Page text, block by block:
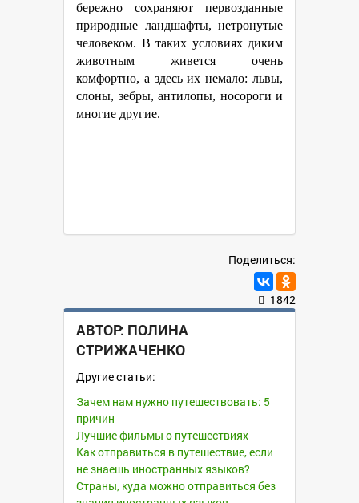
бережно сохраняют первозданные
природные ландшафты, нетронутые
человеком. В таких условиях диким
животным живется очень
комфортно, а здесь их немало: львы,
слоны, зебры, антилопы, носороги и
многие другие.
Поделиться:
1842
АВТОР: ПОЛИНА
СТРИЖАЧЕНКО
Другие статьи:
Зачем нам нужно путешествовать: 5
причин
Лучшие фильмы о путешествиях
Как отправиться в путешествие, если
не знаешь иностранных языков?
Страны, куда можно отправиться без